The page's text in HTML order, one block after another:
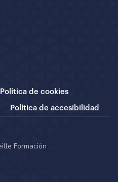
Política de cookies
Política de accesibilidad
Formación